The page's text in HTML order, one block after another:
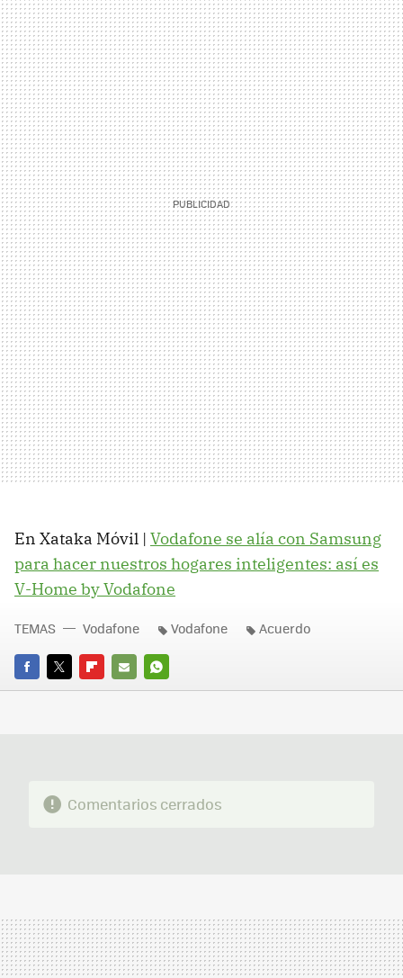
En Xataka Móvil | Vodafone se alía con Samsung
para hacer nuestros hogares inteligentes: así es
V-Home by Vodafone
FACEBOOK
TWITTERFLIPBOARD
E-
WHATSAPP
TEMAS Vodafone Vodafone Acuerdo
Comentarios cerrados